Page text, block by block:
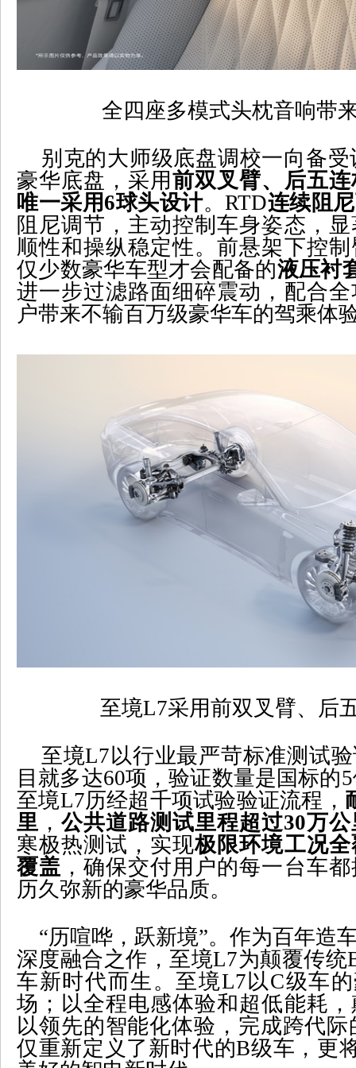
全四座多模式头枕音响带
别克的大师级底盘调校一向备受
豪华底盘，采用前双叉臂、后五
唯一采用 6球头设计。 RTD连续阻
阻尼调节，主动控制车身姿态，
顺性和操纵稳定性。前悬架下控
仅少数豪华车型才会配备的液压衬
进一步过滤路面细碎震动，配合
户带来不输百万级豪华车的驾乘体
至境L7采用前双叉臂、后
至境L7 以行业最严苛标准测试
目就多达60项，验证数量是国标的5
至境L7历经超千项试验验证流程，
里 ， 公共道路测试里程超过30万公
寒极热测试，实现极限环境工况
覆盖 ，确保交付用户的每一台车
历久弥新的豪华品质。
“历喧哗，跃新境”。作为百年造
深度融合之作，至境L7为颠覆传统
车新时代而生。至境L7 以C级车
场；以全程电感体验和超低能耗
以领先的智能化体验，完成跨代
仅重新定义了新时代的B级车，更